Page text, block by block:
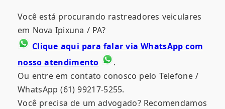
Você está procurando rastreadores veiculares
em Nova Ipixuna / PA?
Clique aqui para falar via WhatsApp com
nosso atendimento
.
Ou entre em contato conosco pelo Telefone /
WhatsApp (61) 99217-5255.
Você precisa de um advogado? Recomendamos